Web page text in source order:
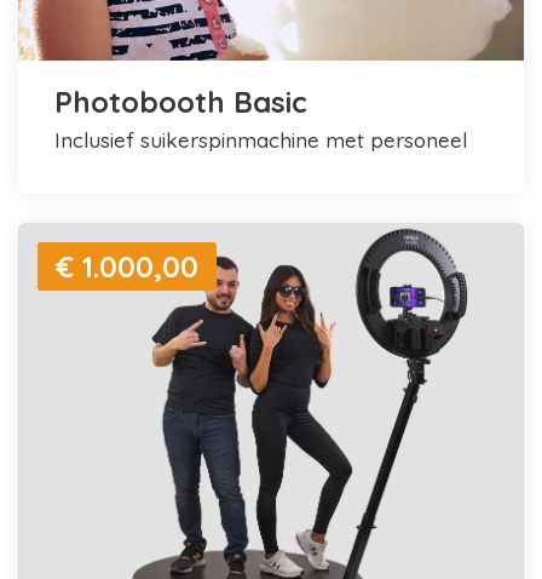
Photobooth Basic
inclusief suikerspinmachine met personeel
€ 1.000,00